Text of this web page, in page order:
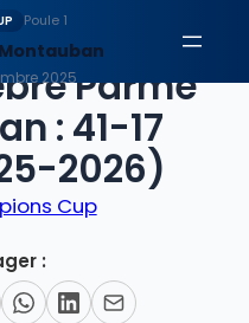
Parme
: 41-17
2026)
Cup
:
Poule 1
2025